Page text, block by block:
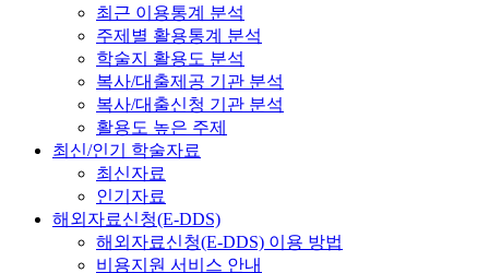
최근 이용통계 분석
주제별 활용통계 분석
학술지 활용도 분석
복사/대출제공 기관 분석
복사/대출신청 기관 분석
활용도 높은 주제
최신/인기 학술자료
최신자료
인기자료
해외자료신청(E-DDS)
해외자료신청(E-DDS) 이용 방법
비용지원 서비스 안내